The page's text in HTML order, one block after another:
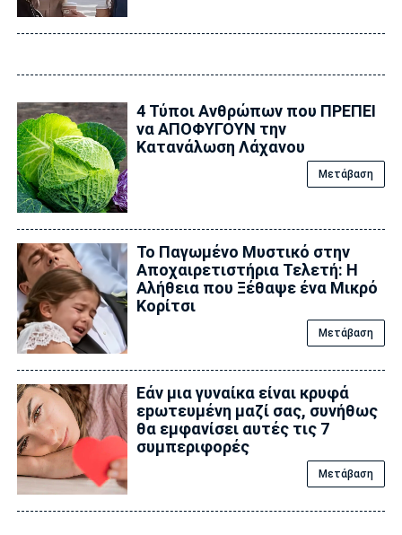
4 Τύποι Ανθρώπων που ΠΡΕΠΕΙ
να ΑΠΟΦΥΓΟΥΝ την
Κατανάλωση Λάχανου
Μετάβαση
Το Παγωμένο Μυστικό στην
Αποχαιρετιστήρια Τελετή: Η
Αλήθεια που Ξέθαψε ένα Μικρό
Κορίτσι
Μετάβαση
Εάν μια γυναίκα είναι κρυφά
εpωτευμένη μαζί σας, συνήθως
θα εμφανίσει αυτές τις 7
συμπεριφορές
Μετάβαση